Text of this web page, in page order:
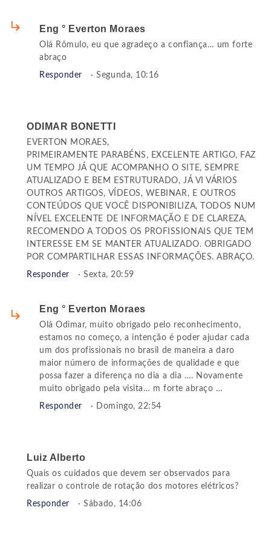
Eng ° Everton Moraes
Olá Rômulo, eu que agradeço a confiança… um forte
abraço
Responder · Segunda, 10:16
ODIMAR BONETTI
EVERTON MORAES,
PRIMEIRAMENTE PARABÉNS, EXCELENTE ARTIGO, FAZ
UM TEMPO JÁ QUE ACOMPANHO O SITE, SEMPRE
ATUALIZADO E BEM ESTRUTURADO, JÁ VI VÁRIOS
OUTROS ARTIGOS, VÍDEOS, WEBINAR, E OUTROS
CONTEÚDOS QUE VOCÊ DISPONIBILIZA, TODOS NUM
NÍVEL EXCELENTE DE INFORMAÇÃO E DE CLAREZA,
RECOMENDO A TODOS OS PROFISSIONAIS QUE TEM
INTERESSE EM SE MANTER ATUALIZADO. OBRIGADO
POR COMPARTILHAR ESSAS INFORMAÇÕES. ABRAÇO.
Responder · Sexta, 20:59
Eng ° Everton Moraes
Olá Odimar, muito obrigado pelo reconhecimento,
estamos no começo, a intenção é poder ajudar cada
um dos profissionais no brasil de maneira a daro
maior número de informações de qualidade e que
possa fazer a diferença no dia a dia …. Novamente
muito obrigado pela visita… m forte abraço …
Responder · Domingo, 22:54
Luiz Alberto
Quais os cuidados que devem ser observados para
realizar o controle de rotação dos motores elétricos?
Responder · Sábado, 14:06